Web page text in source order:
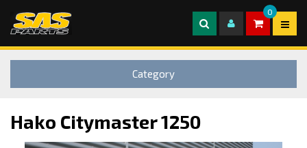
0
Category
Hako Citymaster 1250